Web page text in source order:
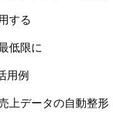
する
低限に
用例
上データの自動整形